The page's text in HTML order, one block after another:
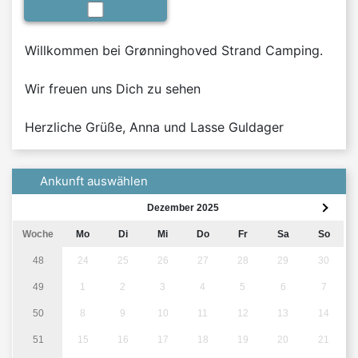
Willkommen bei Grønninghoved Strand Camping.
Wir freuen uns Dich zu sehen
Herzliche Grüße, Anna und Lasse Guldager
Ankunft auswählen
Dezember 2025
Woche Mo Di Mi Do Fr Sa So
48 24 25 26 27 28 29 30
49 1 2 3 4 5 6 7
50 8 9 10 11 12 13 14
51 15 16 17 18 19 20 21